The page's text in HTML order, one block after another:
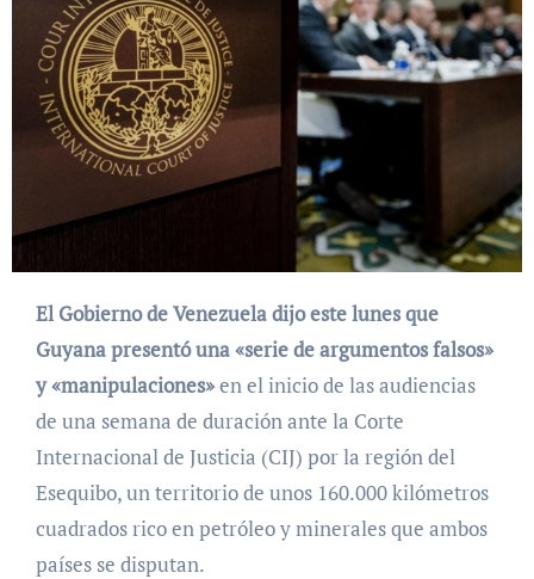
El Gobierno de Venezuela dijo este lunes que
Guyana presentó una «serie de argumentos falsos»
y «manipulaciones»en el inicio de las audiencias
de una semana de duración ante la Corte
Internacional de Justicia (CIJ) por la región del
Esequibo, un territorio de unos 160.000 kilómetros
cuadrados rico en petróleo y minerales que ambos
países se disputan.